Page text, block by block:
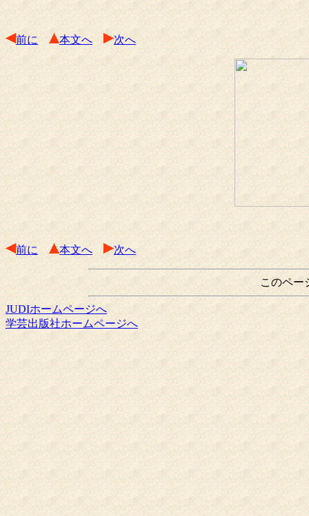
前に 本文へ 次へ
前に 本文へ 次へ
このペー
JUDIホームページへ
学芸出版社ホームページへ